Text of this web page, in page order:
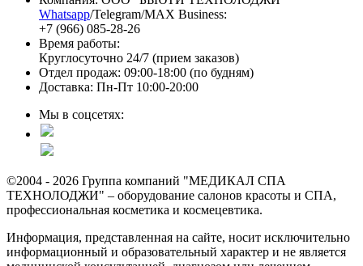
Whatsapp/Telegram/MAX Business:
+7 (966) 085-28-26
Время работы:
Круглосуточно 24/7 (прием заказов)
Отдел продаж: 09:00-18:00 (по будням)
Доставка: Пн-Пт 10:00-20:00
Мы в соцсетях:
©2004 - 2026 Группа компаний "МЕДИКАЛ СПА
ТЕХНОЛОДЖИ" – оборудование салонов красоты и СПА,
профессиональная косметика и космецевтика.
Информация, представленная на сайте, носит исключительно
информационный и образовательный характер и не является